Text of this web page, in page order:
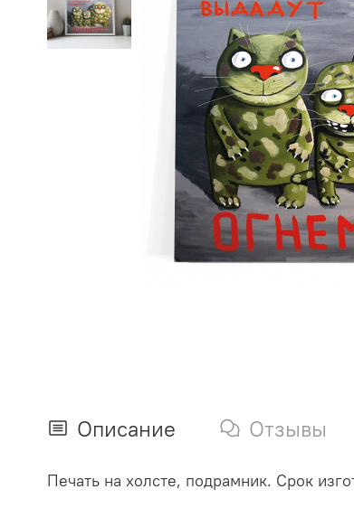
Описание Отзывы
Печать на холсте, подрамник. Срок